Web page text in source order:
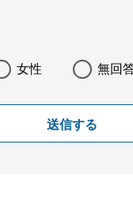
女性 無回
送信する